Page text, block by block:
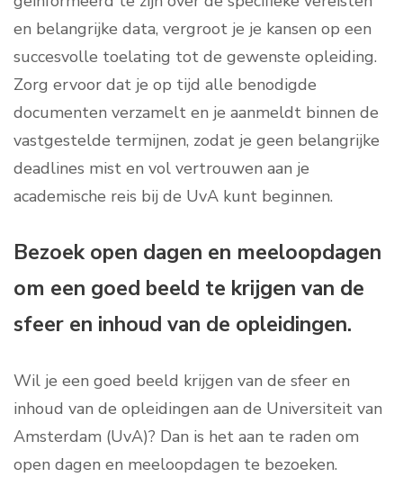
en belangrijke data, vergroot je je kansen op een
succesvolle toelating tot de gewenste opleiding.
Zorg ervoor dat je op tijd alle benodigde
documenten verzamelt en je aanmeldt binnen de
vastgestelde termijnen, zodat je geen belangrijke
deadlines mist en vol vertrouwen aan je
academische reis bij de UvA kunt beginnen.
Bezoek open dagen en meeloopdagen
om een goed beeld te krijgen van de
sfeer en inhoud van de opleidingen.
Wil je een goed beeld krijgen van de sfeer en
inhoud van de opleidingen aan de Universiteit van
Amsterdam (UvA)? Dan is het aan te raden om
open dagen en meeloopdagen te bezoeken.